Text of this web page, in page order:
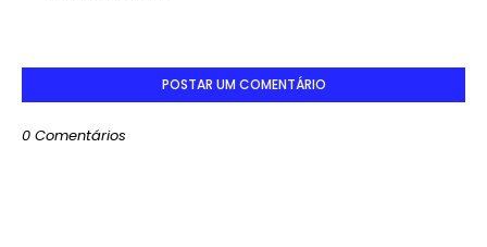
POSTAR UM COMENTÁRIO
0 Comentários